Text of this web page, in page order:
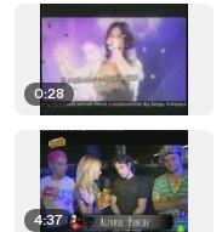
0:28
4:37